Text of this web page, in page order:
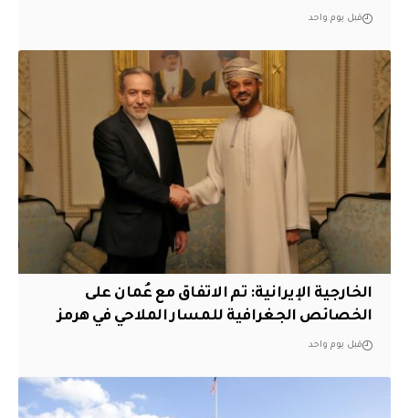
قبل يوم واحد
‏الخارجية الإيرانية: تم الاتفاق مع عُمان على
الخصائص الجغرافية للمسار الملاحي في هرمز
قبل يوم واحد